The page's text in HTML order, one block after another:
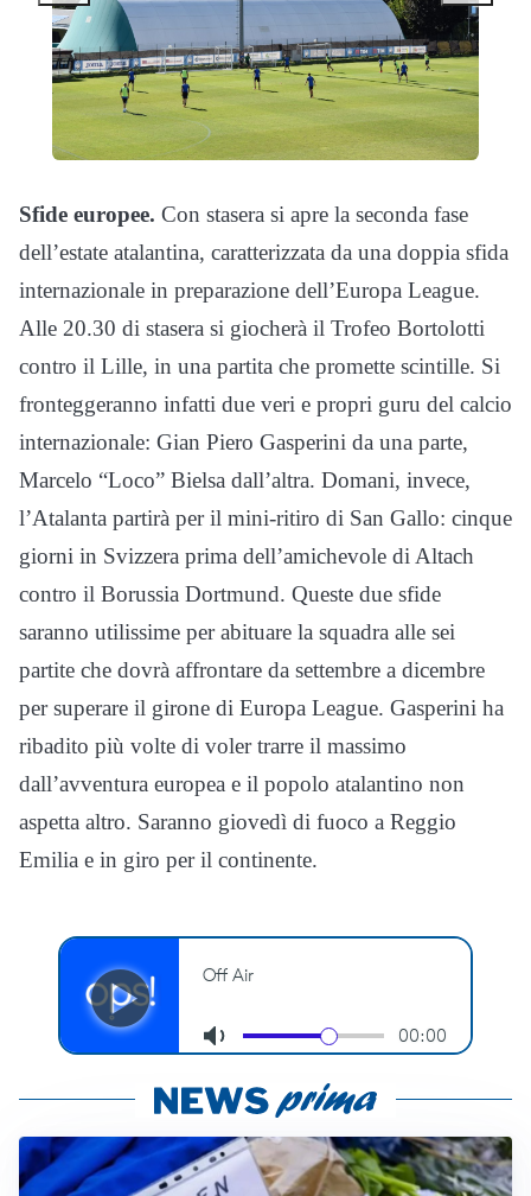
Sfide europee. Con stasera si apre la seconda fase
dell’estate atalantina, caratterizzata da una doppia sfida
internazionale in preparazione dell’Europa League.
Alle 20.30 di stasera si giocherà il Trofeo Bortolotti
contro il Lille, in una partita che promette scintille. Si
fronteggeranno infatti due veri e propri guru del calcio
internazionale: Gian Piero Gasperini da una parte,
Marcelo “Loco” Bielsa dall’altra. Domani, invece,
l’Atalanta partirà per il mini-ritiro di San Gallo: cinque
giorni in Svizzera prima dell’amichevole di Altach
contro il Borussia Dortmund. Queste due sfide
saranno utilissime per abituare la squadra alle sei
partite che dovrà affrontare da settembre a dicembre
per superare il girone di Europa League. Gasperini ha
ribadito più volte di voler trarre il massimo
dall’avventura europea e il popolo atalantino non
aspetta altro. Saranno giovedì di fuoco a Reggio
Emilia e in giro per il continente.